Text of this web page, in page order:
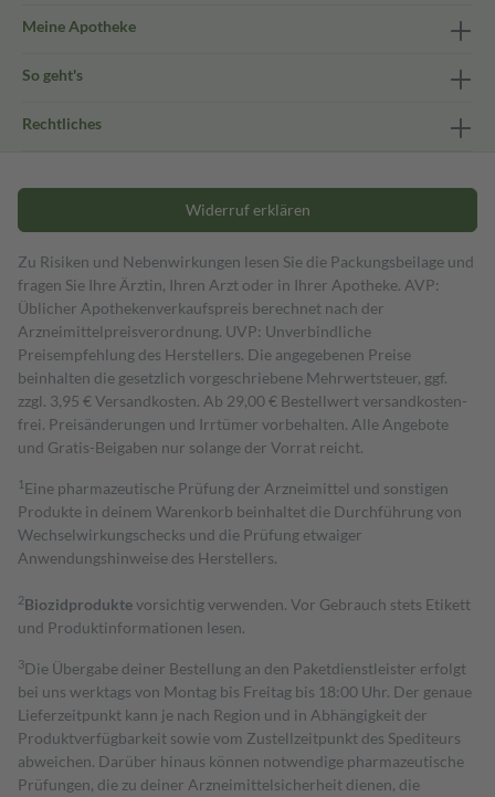
Meine Apotheke
So geht's
Rechtliches
Widerruf erklären
Zu Risiken und Nebenwirkungen lesen Sie die Packungsbeilage und
fragen Sie Ihre Ärztin, Ihren Arzt oder in Ihrer Apotheke. AVP:
Üblicher Apothekenverkaufspreis berechnet nach der
Arzneimittelpreisverordnung. UVP: Unverbindliche
Preisempfehlung des Herstellers. Die angegebenen Preise
beinhalten die gesetzlich vorgeschriebene Mehrwertsteuer, ggf.
zzgl. 3,95 € Versandkosten. Ab 29,00 € Bestell­wert versand­kosten­
frei. Preisänderungen und Irrtümer vorbehalten. Alle Angebote
und Gratis-Beigaben nur solange der Vorrat reicht.
1 Eine pharmazeutische Prüfung der Arzneimittel und sonstigen
Produkte in deinem Warenkorb beinhaltet die Durchführung von
Wechselwirkungschecks und die Prüfung etwaiger
Anwendungshinweise des Herstellers.
2Biozidproduktevorsichtig verwenden. Vor Gebrauch stets Etikett
und Produktinformationen lesen.
3Die Übergabe deiner Bestellung an den Paketdienstleister erfolgt
bei uns werktags von Montag bis Freitag bis 18:00 Uhr. Der genaue
Lieferzeitpunkt kann je nach Region und in Abhängigkeit der
Produktverfügbarkeit sowie vom Zustellzeitpunkt des Spediteurs
abweichen. Darüber hinaus können notwendige pharmazeutische
Prüfungen, die zu deiner Arzneimittelsicherheit dienen, die